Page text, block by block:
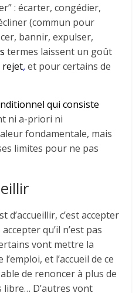
: écarter, congédier,
(commun pour
bannir, expulser,
termes laissent un goût
rejet,et pour certains de
qui consiste
ni a-priori ni
fondamentale, mais
limites pour ne pas
d’accueillir, c’est accepter
qu’il n’est pas
vont mettre la
et l’accueil de ce
de renoncer à plus de
D’autres vont